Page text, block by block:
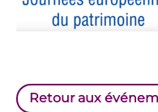
Retour aux